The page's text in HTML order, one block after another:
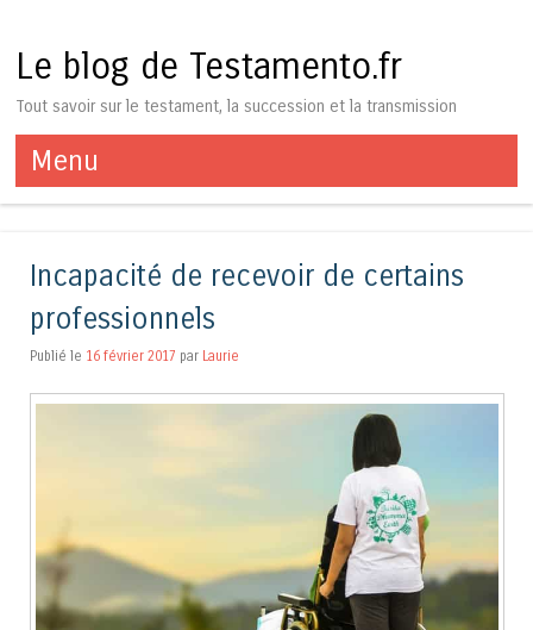
Le blog de Testamento.fr
Tout savoir sur le testament, la succession et la transmission
Menu
Aller au contenu
Incapacité de recevoir de certains
professionnels
Publié le 16 février 2017 par Laurie